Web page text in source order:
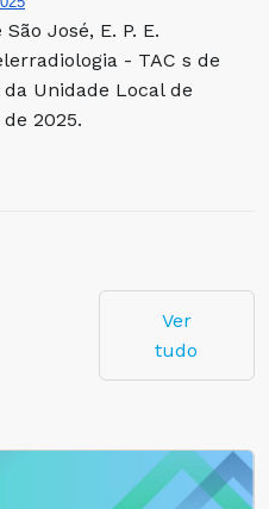
José, E. P. E.
- TAC s de
Unidade Local de
2025.
Ver
tudo